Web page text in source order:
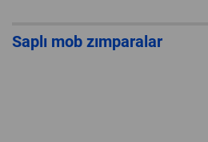
Saplı mob zımparalar